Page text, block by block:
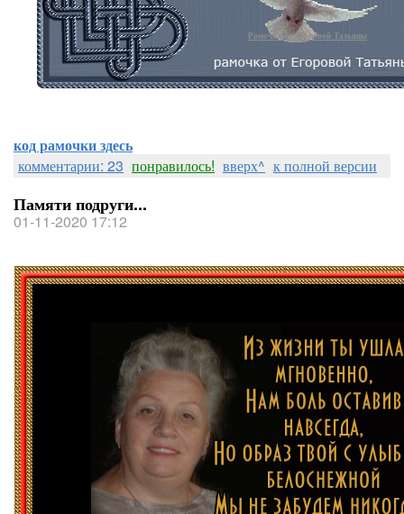
Рамочка от Егоровой Татьяны
код рамочки здесь
комментарии: 23 понравилось! вверх^ к полной версии
Памяти подруги...
01-11-2020 17:12